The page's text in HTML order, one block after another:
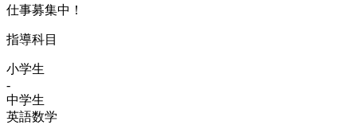
仕事募集中！
指導科目
小学生
-
中学生
英語数学